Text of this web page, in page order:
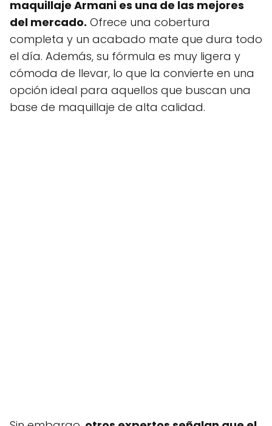
maquillaje Armani es una de las mejores
del mercado. Ofrece una cobertura
completa y un acabado mate que dura todo
el día. Además, su fórmula es muy ligera y
cómoda de llevar, lo que la convierte en una
opción ideal para aquellos que buscan una
base de maquillaje de alta calidad.